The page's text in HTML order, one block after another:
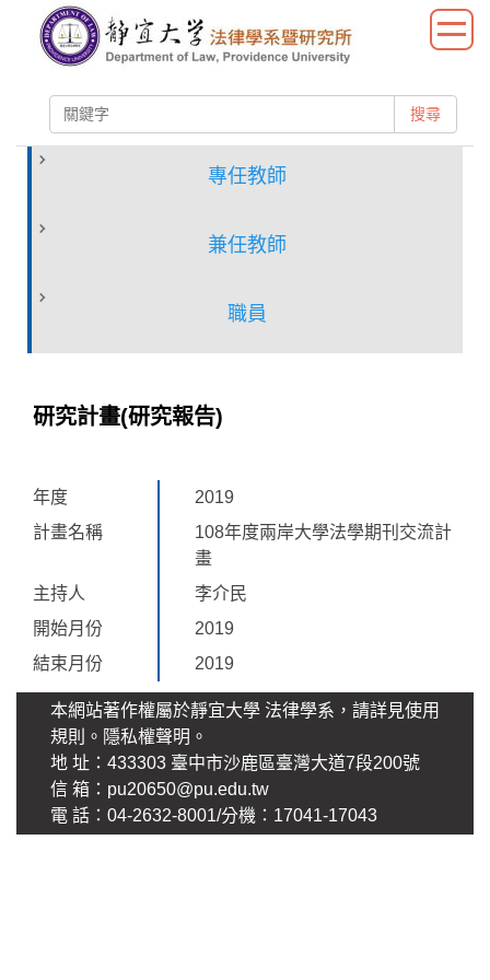
容
搜尋
專任教師
兼任教師
職員
研究計畫(研究報告)
年度
2019
計畫名稱
108年度兩岸大學法學期刊交流計
畫
主持人
李介民
開始月份
2019
結束月份
2019
本網站著作權屬於靜宜大學 法律學系，請詳見使用
規則。 隱私權聲明 。
地 址：433303 臺中市沙鹿區臺灣大道7段200號
信 箱：pu20650@pu.edu.tw
電 話：04-2632-8001/分機：17041-17043